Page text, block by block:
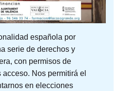
española por
serie de derechos y
con permisos de
Nos permitirá el
en elecciones